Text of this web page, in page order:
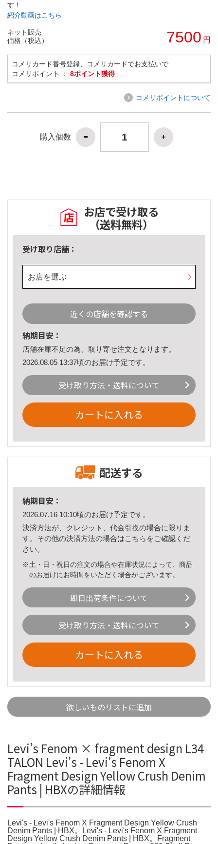
す！
紹介動画はこちら
ネット販売
価格（税込）
7500 円
コメリカード番号登録、コメリカードでお支払いで
コメリポイント ： 8ポイント獲得
コメリポイントについて
購入個数
お店で受け取る
（送料無料）
受け取り店舗：
お店を選ぶ
近くの店舗を確認する
納期目安：
店舗在庫不足の為、取り寄せ注文となります。
2026.08.05 13:37頃のお届け予定です。
受け取り方法・送料について
カートに入れる
配送する
納期目安：
2026.07.16 10:10頃のお届け予定です。
決済方法が、クレジット、代金引換の場合に限りま
す。その他の決済方法の場合はこちら をご確認くだ
さい。
※土・日・祝日の注文の場合や在庫状況によって、商品
のお届けにお時間をいただく場合がございます。
即日出荷条件について
受け取り方法・送料について
カートに入れる
欲しいものリストに追加
Levi’s Fenom × fragment design L34
TALON Levi's - Levi's Fenom X
Fragment Design Yellow Crush Denim
Pants | HBXの詳細情報
Levi's - Levi's Fenom X Fragment Design Yellow Crush
Denim Pants | HBX。Levi's - Levi's Fenom X Fragment
Design Yellow Crush Denim Pants | HBX。Fragment